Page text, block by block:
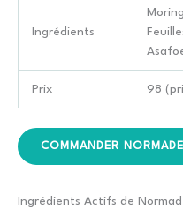
Ingrédients
Prix 98
COMMANDER
Ingrédients Actifs de